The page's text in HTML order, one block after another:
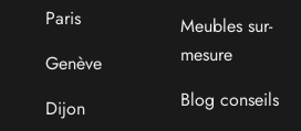
Paris
Genève
Dijon
Meubles sur-
mesure
Blog conseils